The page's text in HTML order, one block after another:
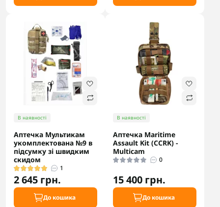
В наявності
Аптечка Мультикам
укомплектована №9 в
підсумку зі швидким
скидом
1
2 645 грн.
До кошика
В наявності
Аптечка Maritime
Assault Kit (CCRK) -
Multicam
0
15 400 грн.
До кошика